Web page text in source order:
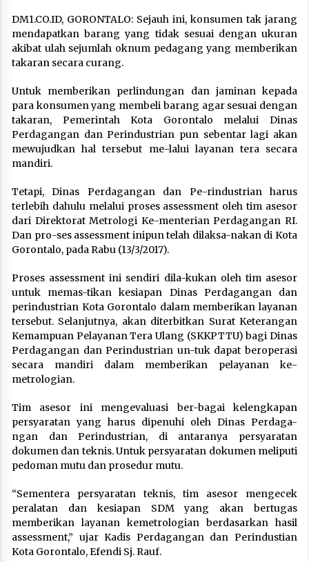
DM1.CO.ID, GORONTALO: Sejauh ini, konsumen tak jarang
mendapatkan barang yang tidak sesuai dengan ukuran
akibat ulah sejumlah oknum pedagang yang memberikan
takaran secara curang.
Untuk memberikan perlindungan dan jaminan kepada
para konsumen yang membeli barang agar sesuai dengan
takaran, Pemerintah Kota Gorontalo melalui Dinas
Perdagangan dan Perindustrian pun sebentar lagi akan
mewujudkan hal tersebut me-lalui layanan tera secara
mandiri.
Tetapi, Dinas Perdagangan dan Pe-rindustrian harus
terlebih dahulu melalui proses assessment oleh tim asesor
dari Direktorat Metrologi Ke-menterian Perdagangan RI.
Dan pro-ses assessment inipun telah dilaksa-nakan di Kota
Gorontalo, pada Rabu (13/3/2017).
Proses assessment ini sendiri dila-kukan oleh tim asesor
untuk memas-tikan kesiapan Dinas Perdagangan dan
perindustrian Kota Gorontalo dalam memberikan layanan
tersebut. Selanjutnya, akan diterbitkan Surat Keterangan
Kemampuan Pelayanan Tera Ulang (SKKPTTU) bagi Dinas
Perdagangan dan Perindustrian un-tuk dapat beroperasi
secara mandiri dalam memberikan pelayanan ke-
metrologian.
Tim asesor ini mengevaluasi ber-bagai kelengkapan
persyaratan yang harus dipenuhi oleh Dinas Perdaga-
ngan dan Perindustrian, di antaranya persyaratan
dokumen dan teknis. Untuk persyaratan dokumen meliputi
pedoman mutu dan prosedur mutu.
“Sementera persyaratan teknis, tim asesor mengecek
peralatan dan kesiapan SDM yang akan bertugas
memberikan layanan kemetrologian berdasarkan hasil
assessment,” ujar Kadis Perdagangan dan Perindustian
Kota Gorontalo, Efendi Sj. Rauf.